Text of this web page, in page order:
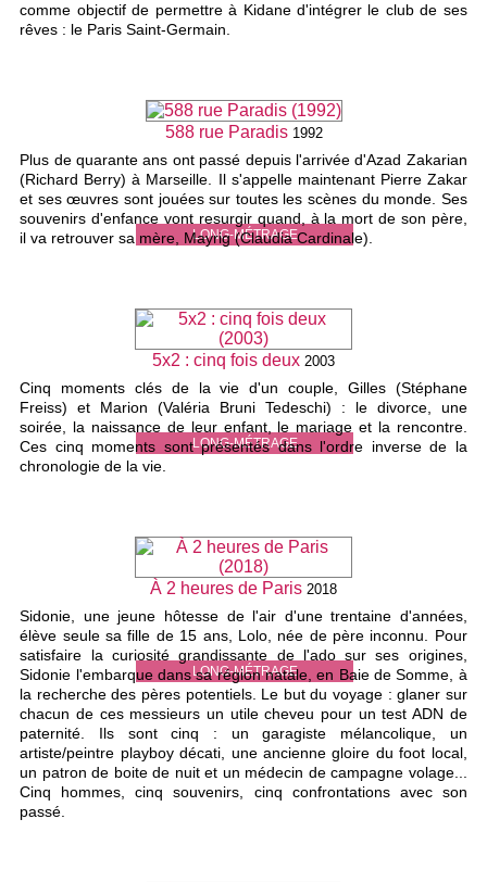
comme objectif de permettre à Kidane d'intégrer le club de ses
rêves : le Paris Saint-Germain.
LONG-MÉTRAGE
588 rue Paradis 1992
Plus de quarante ans ont passé depuis l'arrivée d'Azad Zakarian
(Richard Berry) à Marseille. Il s'appelle maintenant Pierre Zakar
et ses œuvres sont jouées sur toutes les scènes du monde. Ses
souvenirs d'enfance vont resurgir quand, à la mort de son père,
il va retrouver sa mère, Mayrig (Claudia Cardinale).
LONG-MÉTRAGE
5x2 : cinq fois deux 2003
Cinq moments clés de la vie d'un couple, Gilles (Stéphane
Freiss) et Marion (Valéria Bruni Tedeschi) : le divorce, une
soirée, la naissance de leur enfant, le mariage et la rencontre.
Ces cinq moments sont présentés dans l'ordre inverse de la
chronologie de la vie.
LONG-MÉTRAGE
À 2 heures de Paris 2018
Sidonie, une jeune hôtesse de l'air d'une trentaine d'années,
élève seule sa fille de 15 ans, Lolo, née de père inconnu. Pour
satisfaire la curiosité grandissante de l'ado sur ses origines,
Sidonie l'embarque dans sa région natale, en Baie de Somme, à
la recherche des pères potentiels. Le but du voyage : glaner sur
chacun de ces messieurs un utile cheveu pour un test ADN de
paternité. Ils sont cinq : un garagiste mélancolique, un
artiste/peintre playboy décati, une ancienne gloire du foot local,
un patron de boite de nuit et un médecin de campagne volage...
Cinq hommes, cinq souvenirs, cinq confrontations avec son
passé.